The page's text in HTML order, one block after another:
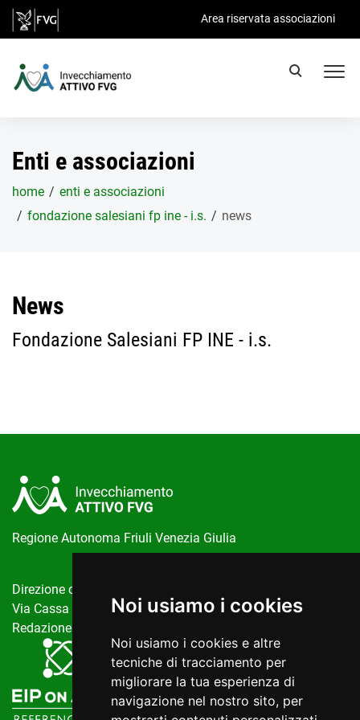
Noi usiamo i cookies
Noi usiamo i cookies e altre
tecniche di tracciamento per
migliorare la tua esperienza di
navigazione nel nostro sito, per
Salta al contenuto principale
Area riservata associazioni
Enti e associazioni
home
enti e associazioni
fondazione salesiani fp ine - i.s.
news
News
Fondazione Salesiani FP INE - i.s.
Regione Autonoma Friuli Venezia Giulia
Direzione centrale salute, politiche sociali e disabilità
Via Cassa di Risparmio, 10 Trieste
Redazione del portale: